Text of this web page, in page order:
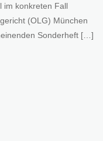
im konkreten Fall
(OLG) München
Sonderheft […]